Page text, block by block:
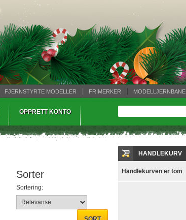
FJERNSTYRTE MODELLER FRIMERKER
MODELLJERNBANE
OPPRETT KONTO
Sorter
Sortering:
HANDLEKURV
Handlekurven er tom